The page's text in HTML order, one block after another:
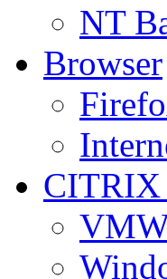
NT
Browser
CITRIX